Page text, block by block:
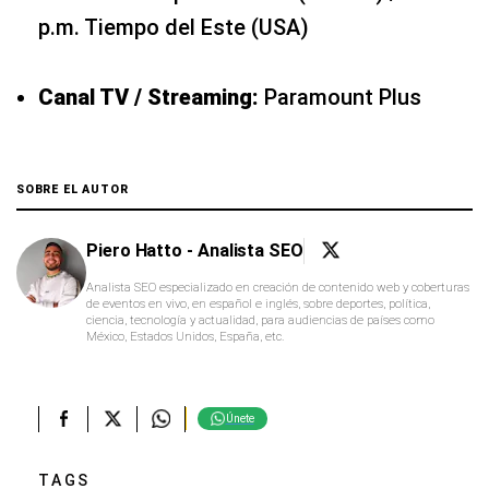
p.m. Tiempo del Este (USA)
Canal TV / Streaming: Paramount Plus
SOBRE EL AUTOR
Piero Hatto - Analista SEO
Analista SEO especializado en creación de contenido web y coberturas
de eventos en vivo, en español e inglés, sobre deportes, política,
ciencia, tecnología y actualidad, para audiencias de países como
México, Estados Unidos, España, etc.
Únete
TAGS